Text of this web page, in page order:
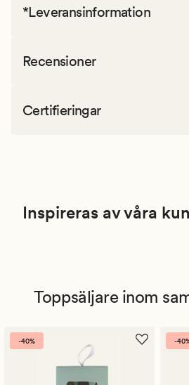
*Leveransinformation
Recensioner
Certifieringar
Inspireras av våra
Toppsäljare inom
-40% -